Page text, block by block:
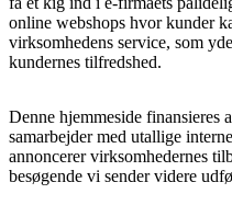
online webshops hvor kunder
virksomhedens service, som
kundernes tilfredshed.
Denne hjemmeside
samarbejder med utallige
annoncerer virksomhedernes
besøgende vi sender videre